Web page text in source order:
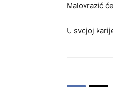
Malovrazić
U svojoj